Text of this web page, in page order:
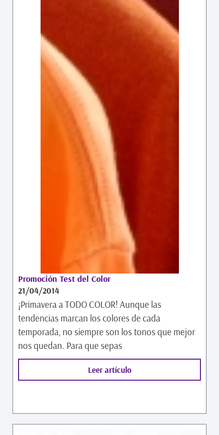
Promoción Test del Color
21/04/2014
¡Primavera a TODO COLOR! Aunque las
tendencias marcan los colores de cada
temporada, no siempre son los tonos que mejor
nos quedan. Para que sepas
Leer artículo